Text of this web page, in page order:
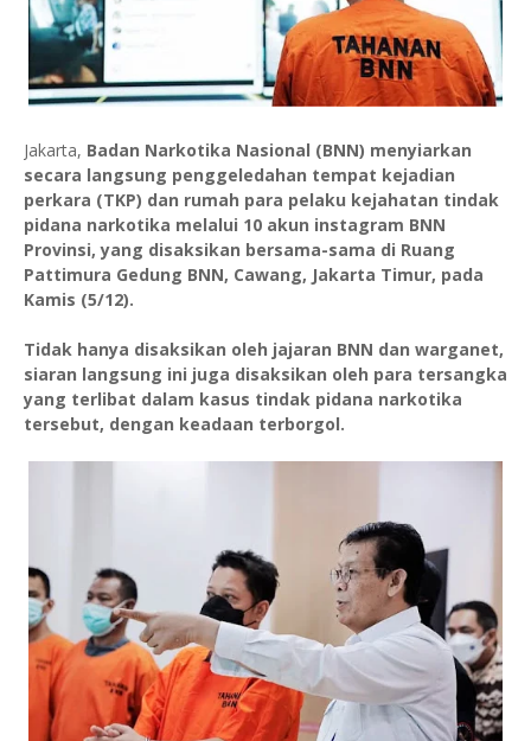
Jakarta, Badan Narkotika Nasional (BNN) menyiarkan
secara langsung penggeledahan tempat kejadian
perkara (TKP) dan rumah para pelaku kejahatan tindak
pidana narkotika melalui 10 akun instagram BNN
Provinsi, yang disaksikan bersama-sama di Ruang
Pattimura Gedung BNN, Cawang, Jakarta Timur, pada
Kamis (5/12).
Tidak hanya disaksikan oleh jajaran BNN dan warganet,
siaran langsung ini juga disaksikan oleh para tersangka
yang terlibat dalam kasus tindak pidana narkotika
tersebut, dengan keadaan terborgol.